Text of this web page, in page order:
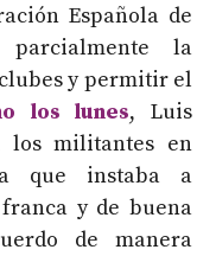
Española de
la
y permitir el
los lunes, Luis
los militantes en
que instaba a
y de buena
de manera